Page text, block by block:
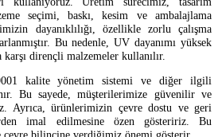
seçimi, baskı, kesim ve ambalajlama
dayanıklılığı, özellikle zorlu çalışma
Bu nedenle, UV dayanımı yüksek
dirençli malzemeler kullanılır.
kalite yönetim sistemi ve diğer ilgili
Bu sayede, müşterilerimize güvenilir ve
Ayrıca, ürünlerimizin çevre dostu ve geri
imal edilmesine özen gösteririz. Bu